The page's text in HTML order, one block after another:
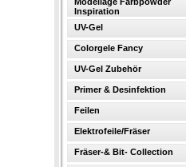
Inspiration
UV-Gel
Colorgele Fancy
UV-Gel Zubehör
Primer & Desinfektion
Feilen
Elektrofeile/Fräser
Fräser-& Bit- Collection